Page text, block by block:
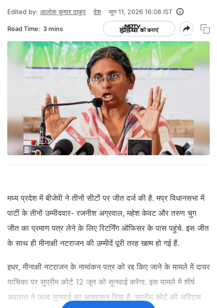
Edited by: आलोक कुमार ठाकुर देश जून 11, 2026 16:08 IST
Read Time: 3 mins
मध्य प्रदेश में बीजेपी ने तीनों सीटों पर जीत दर्ज की है. मप्र विधानसभा में
पार्टी के तीनों उम्मीदवार- रजनीश अग्रवाल, महेश केवट और तरुण चुग
जीत का प्रमाण पत्र लेने के लिए रिटर्निंग ऑफिसर के पास पहुंचे. इस जीत
के साथ ही मीनाक्षी नटराजन की उम्मीदें पूरी तरह खत्म हो गई हैं.
इधर, मीनाक्षी नटराजन के नामांकन पत्र को रद्द किए जाने के मामले में दायर
याचिका पर सुप्रीम कोर्ट 12 जून को सुनवाई करेगा. इस मामले में शीर्ष
अदालत ने जल्द सुनवाई का आश्वासन दिया है. सुप्रीम कोर्ट की जस्टिस